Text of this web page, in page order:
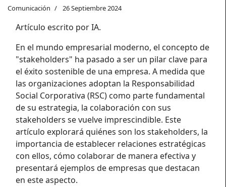
Comunicación 26 Septiembre 2024
Artículo escrito por IA.
En el mundo empresarial moderno, el concepto de
"stakeholders" ha pasado a ser un pilar clave para
el éxito sostenible de una empresa. A medida que
las organizaciones adoptan la Responsabilidad
Social Corporativa (RSC) como parte fundamental
de su estrategia, la colaboración con sus
stakeholders se vuelve imprescindible. Este
artículo explorará quiénes son los stakeholders, la
importancia de establecer relaciones estratégicas
con ellos, cómo colaborar de manera efectiva y
presentará ejemplos de empresas que destacan
en este aspecto.